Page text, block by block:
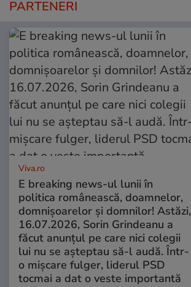
PARTENERI
Viva.ro
E breaking news-ul lunii în
politica românească, doamnelor,
domnișoarelor și domnilor! Astăzi,
16.07.2026, Sorin Grindeanu a
făcut anunțul pe care nici colegii
lui nu se așteptau să-l audă. Într-
o mișcare fulger, liderul PSD
tocmai a dat o veste importantă